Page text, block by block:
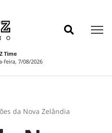
Time
feira, 7/08/2026
da Nova Zelândia